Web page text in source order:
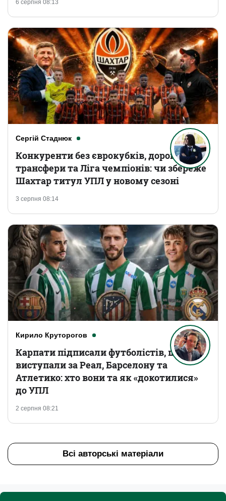
6 серпня 08:13
Сергій Стаднюк
3 серпня 08:14
Конкуренти без єврокубків, дорогі
трансфери та Ліга чемпіонів: чи збереже
Шахтар титул УПЛ у новому сезоні
Кирило Круторогов
2 серпня 08:21
Карпати підписали футболістів, що
виступали за Реал, Барселону та
Атлетико: хто вони та як «докотилися»
до УПЛ
Всі авторські матеріали